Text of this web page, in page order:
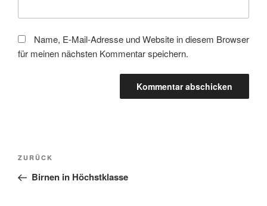
Name, E-Mail-Adresse und Website in diesem Browser
für meinen nächsten Kommentar speichern.
Beitragsnavigation
Vorheriger
Beitrag
ZURÜCK
Birnen in Höchstklasse